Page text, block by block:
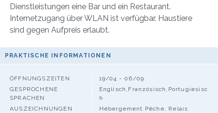
Dienstleistungen eine Bar und ein Restaurant.
Internetzugang über WLAN ist verfügbar. Haustiere
sind gegen Aufpreis erlaubt.
PRAKTISCHE INFORMATIONEN
ÖFFNUNGSZEITEN
19/04 - 06/09
GESPROCHENE
SPRACHEN
Englisch,Französisch,Portugiesisc
h
AUSZEICHNUNGEN
Hébergement Pêche, Relais